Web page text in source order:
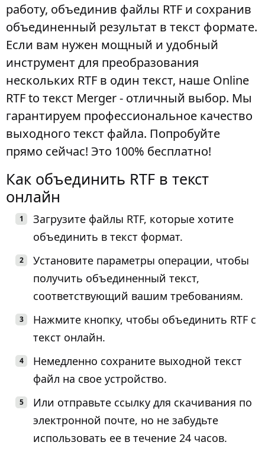
работу, объединив файлы RTF и сохранив
объединенный результат в текст формате.
Если вам нужен мощный и удобный
инструмент для преобразования
нескольких RTF в один текст, наше Online
RTF to текст Merger - отличный выбор. Мы
гарантируем профессиональное качество
выходного текст файла. Попробуйте
прямо сейчас! Это 100% бесплатно!
Как объединить RTF в текст
онлайн
Загрузите файлы RTF, которые хотите
объединить в текст формат.
Установите параметры операции, чтобы
получить объединенный текст,
соответствующий вашим требованиям.
Нажмите кнопку, чтобы объединить RTF с
текст онлайн.
Немедленно сохраните выходной текст
файл на свое устройство.
Или отправьте ссылку для скачивания по
электронной почте, но не забудьте
использовать ее в течение 24 часов.